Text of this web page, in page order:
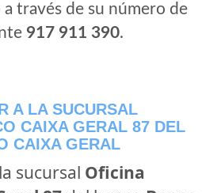
través de su número de
917 911 390.
A LA SUCURSAL
CAIXA GERAL 87 DEL
CAIXA GERAL
sucursal Oficina